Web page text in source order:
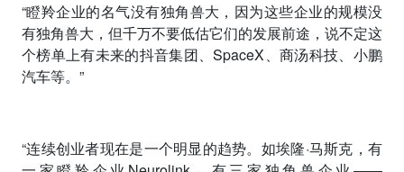
“瞪羚企业的名气没有独角兽大，因为这些企业的规模没
有独角兽大，但千万不要低估它们的发展前途，说不定这
个榜单上有未来的抖音集团、SpaceX、商汤科技、小鹏
汽车等。”
“连续创业者现在是一个明显的趋势。如埃隆·马斯克，有